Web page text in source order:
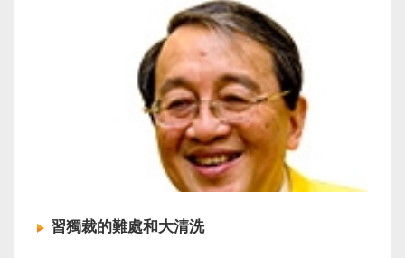
習獨裁的難處和大清洗